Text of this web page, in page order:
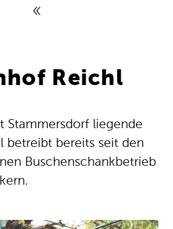
Reichl
Stammersdorf liegende
betreibt bereits seit den
Buschenschankbetrieb